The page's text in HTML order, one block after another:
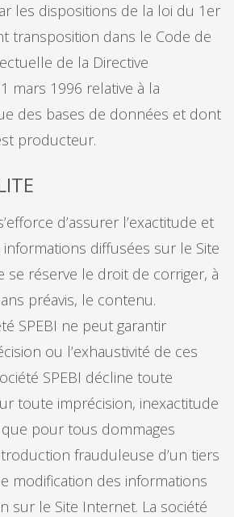
les dispositions de la loi du 1er
transposition dans le Code de
de la Directive
mars 1996 relative à la
des bases de données et dont
producteur.
d’assurer l’exactitude et
diffusées sur le Site
se réserve le droit de corriger, à
préavis, le contenu.
SPEBI ne peut garantir
ou l’exhaustivité de ces
SPEBI décline toute
toute imprécision, inexactitude
pour tous dommages
frauduleuse d’un tiers
modification des informations
sur le Site Internet. La société